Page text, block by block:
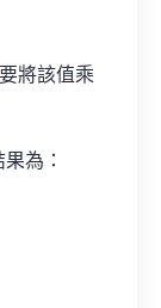
將該值乘
為：